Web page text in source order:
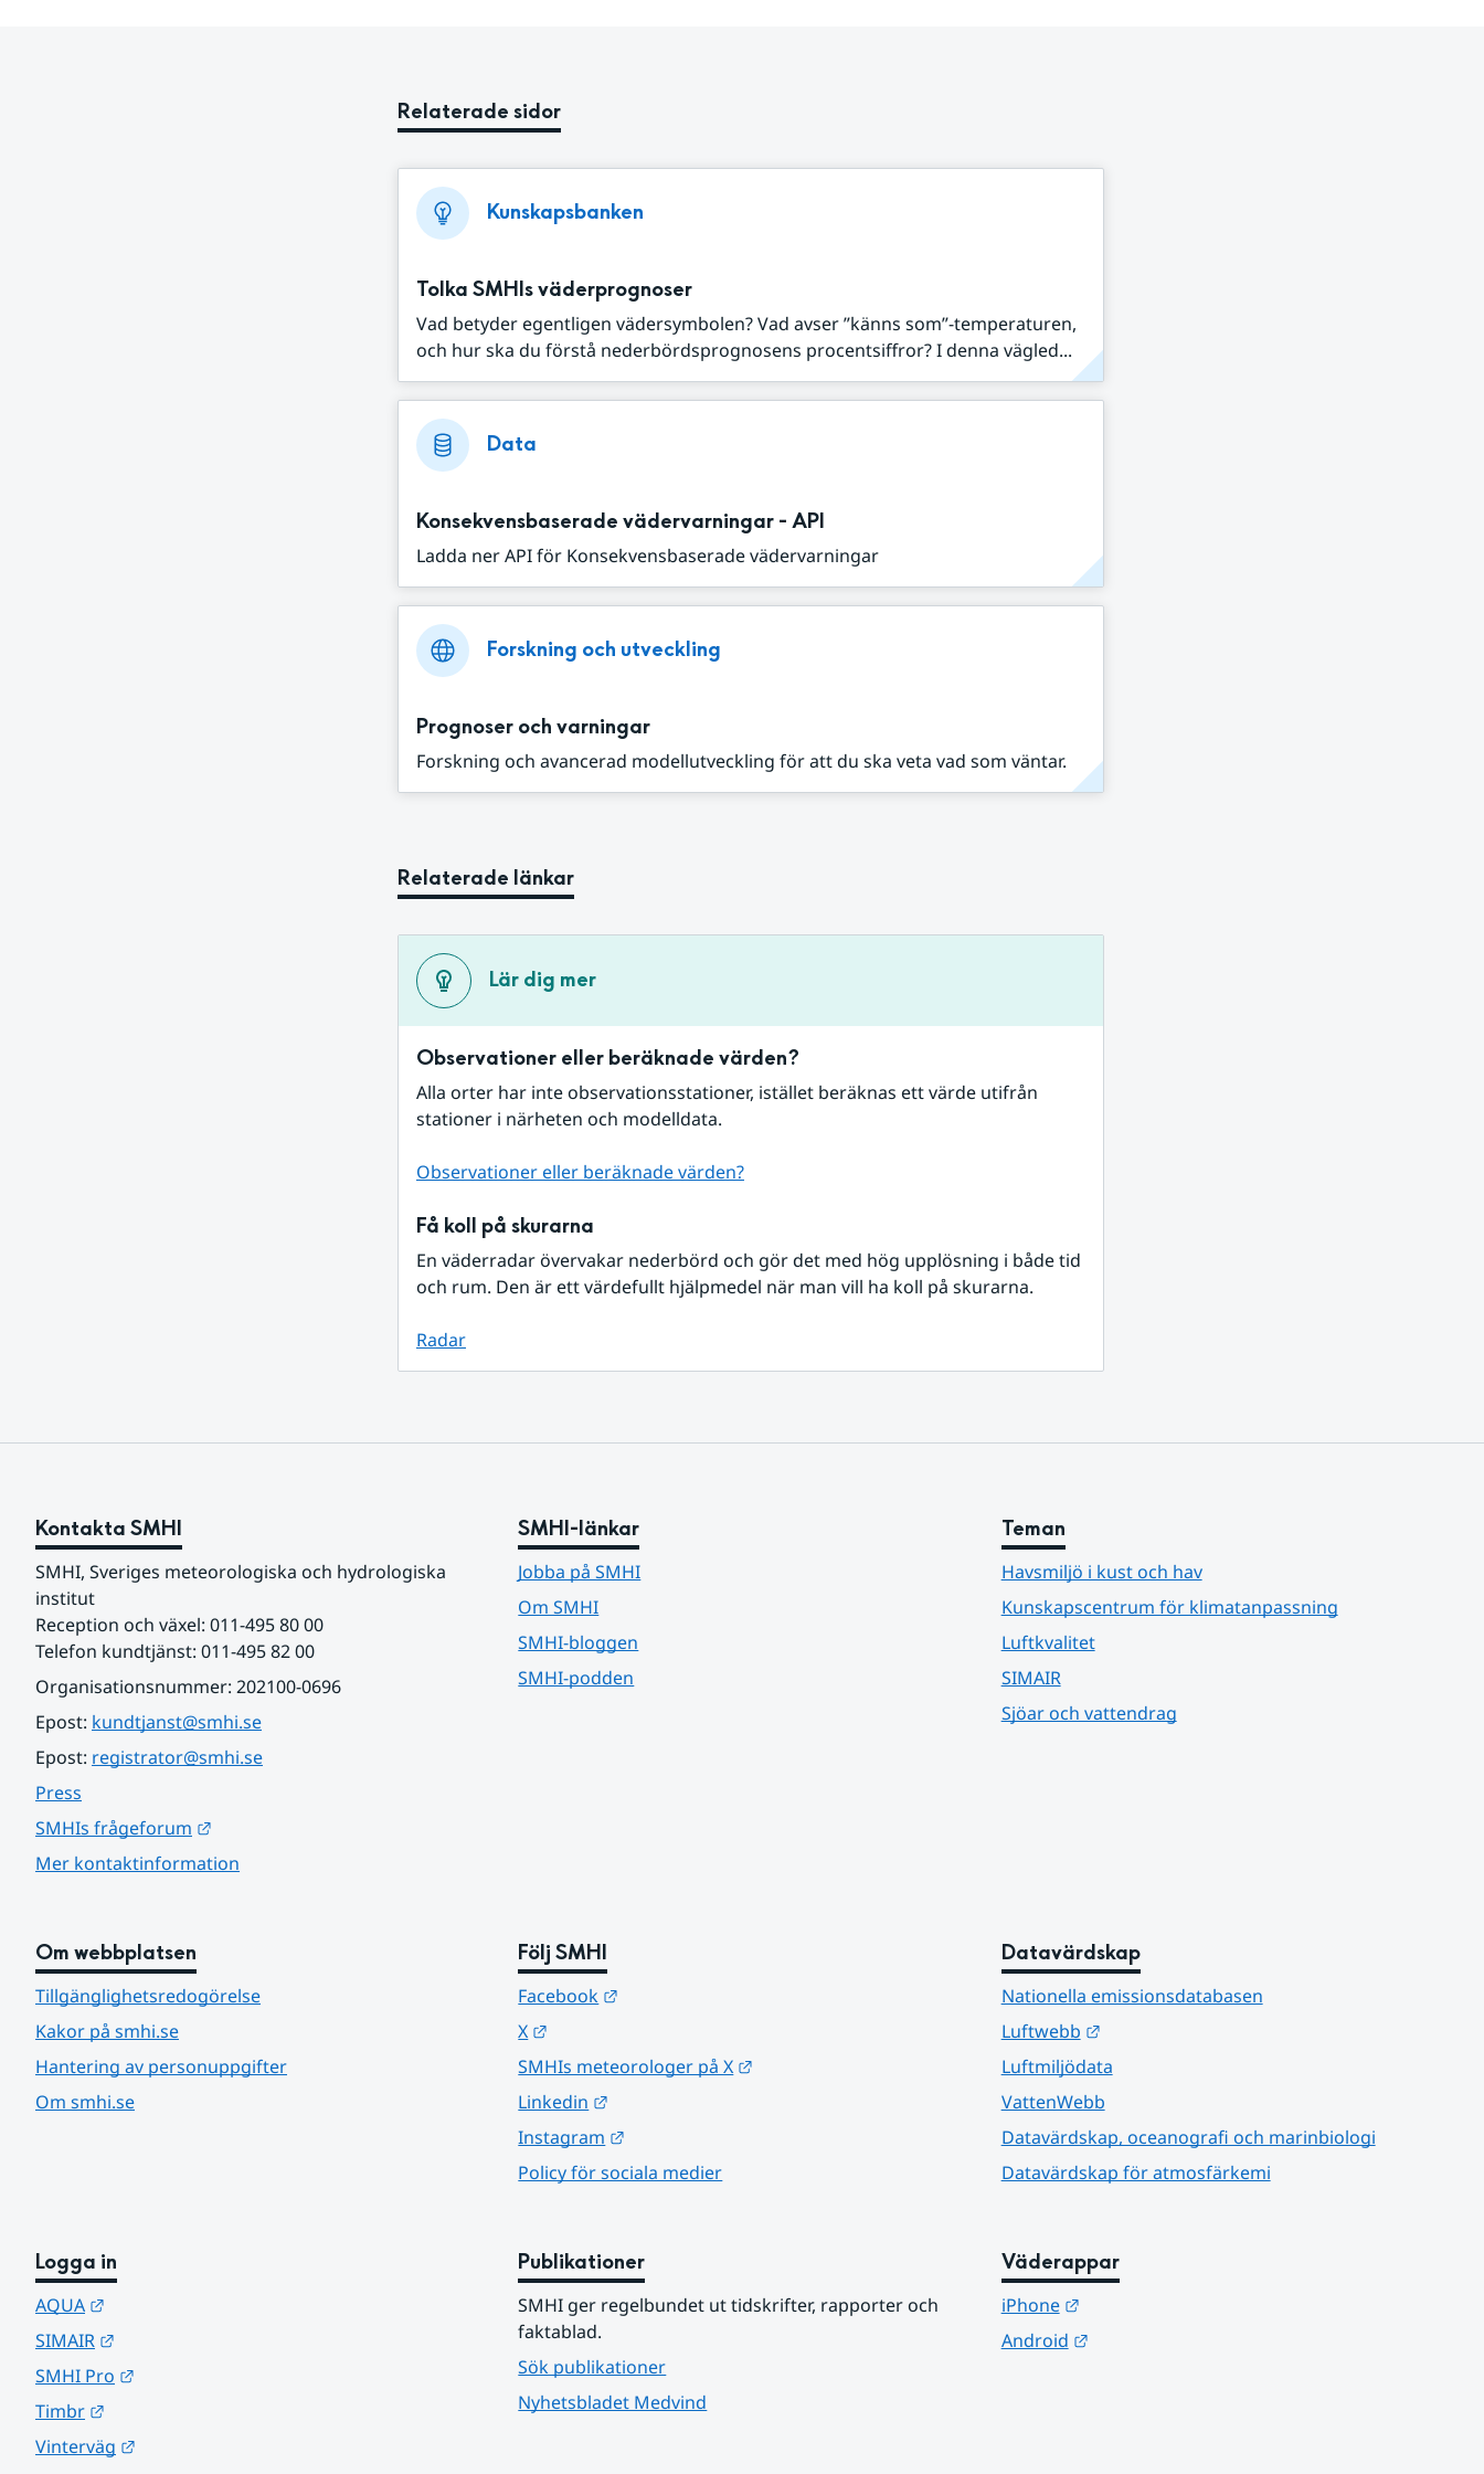
Relaterade sidor
Kunskapsbanken
Tolka SMHIs väderprognoser
Vad betyder egentligen vädersymbolen? Vad avser ”känns som”-temperaturen,
och hur ska du förstå nederbördsprognosens procentsiffror? I denna vägled...
Data
Konsekvensbaserade vädervarningar - API
Ladda ner API för Konsekvensbaserade vädervarningar
Forskning och utveckling
Prognoser och varningar
Forskning och avancerad modellutveckling för att du ska veta vad som väntar.
Relaterade länkar
Lär dig mer
Observationer eller beräknade värden?
Alla orter har inte observationsstationer, istället beräknas ett värde utifrån
stationer i närheten och modelldata.
Observationer eller beräknade värden?
Få koll på skurarna
En väderradar övervakar nederbörd och gör det med hög upplösning i både tid
och rum. Den är ett värdefullt hjälpmedel när man vill ha koll på skurarna.
Radar
Kontakta SMHI
SMHI, Sveriges meteorologiska och hydrologiska
institut
Reception och växel: 011-495 80 00
Telefon kundtjänst: 011-495 82 00
Organisationsnummer: 202100-0696
Epost: kundtjanst@smhi.se
Epost: registrator@smhi.se
Press
SMHIs frågeforum
Mer kontaktinformation
SMHI-länkar
Jobba på SMHI
Om SMHI
SMHI-bloggen
SMHI-podden
Teman
Havsmiljö i kust och hav
Kunskapscentrum för klimatanpassning
Luftkvalitet
SIMAIR
Sjöar och vattendrag
Om webbplatsen
Tillgänglighetsredogörelse
Kakor på smhi.se
Hantering av personuppgifter
Om smhi.se
Följ SMHI
Facebook
X
SMHIs meteorologer på X
Linkedin
Instagram
Policy för sociala medier
Datavärdskap
Nationella emissionsdatabasen
Luftwebb
Länk till annan webbplats.
Luftmiljödata
VattenWebb
Datavärdskap, oceanografi och marinbiologi
Datavärdskap för atmosfärkemi
Logga in
AQUA
SIMAIR
SMHI Pro
Timbr
Vinterväg
Publikationer
SMHI ger regelbundet ut tidskrifter, rapporter och
faktablad.
Sök publikationer
Nyhetsbladet Medvind
Väderappar
iPhone
Länk till annan webbplats.
Android
Länk till annan webbplats.